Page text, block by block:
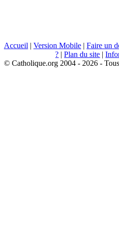
Accueil | Version Mobile | Faire un
? |Plan du site |
© Catholique.org 2004 - 2026 -